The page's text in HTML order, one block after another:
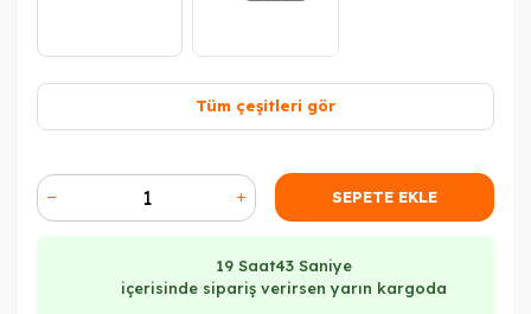
Tüm çeşitleri gör
SEPETE EKLE
19 Saat42 Saniye
içerisinde sipariş verirsen yarın kargoda